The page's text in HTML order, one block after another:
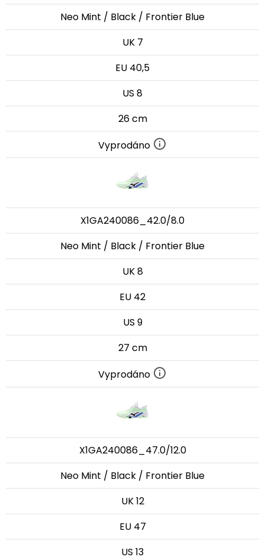
Neo Mint / Black / Frontier Blue
UK 7
EU 40,5
US 8
26 cm
Vyprodáno
X1GA240086_42.0/8.0
Neo Mint / Black / Frontier Blue
UK 8
EU 42
US 9
27 cm
Vyprodáno
X1GA240086_47.0/12.0
Neo Mint / Black / Frontier Blue
UK 12
EU 47
US 13